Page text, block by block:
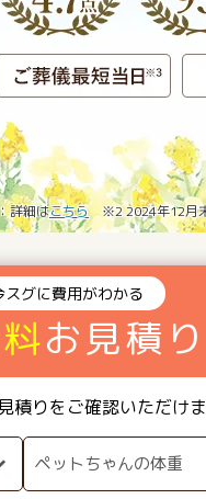
詳細はこちら※2 2024年12月末
グに費用がわかる
お見積り
積りをご確認いただけ